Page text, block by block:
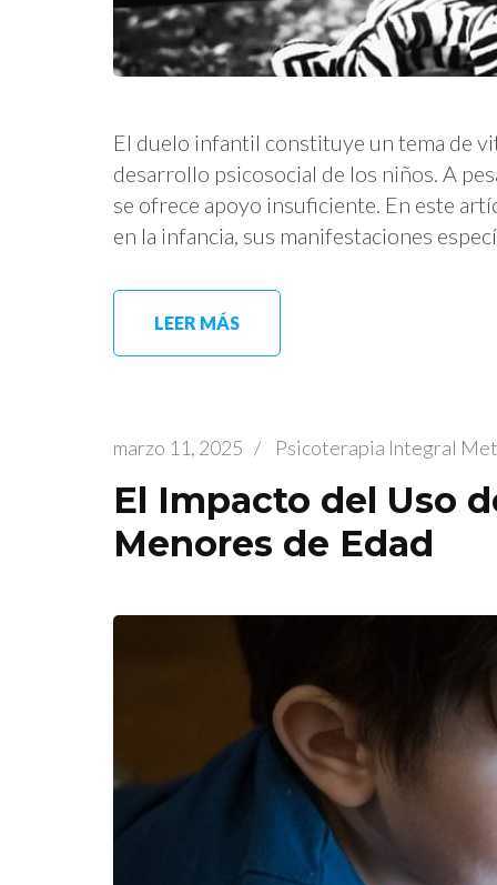
El duelo infantil constituye un tema de
desarrollo psicosocial de los niños. A
se ofrece apoyo insuficiente. En este
en la infancia, sus manifestaciones
LEER MÁS
marzo 11, 2025 / Psicoterapia Integral
El Impacto del Uso
Menores de Edad